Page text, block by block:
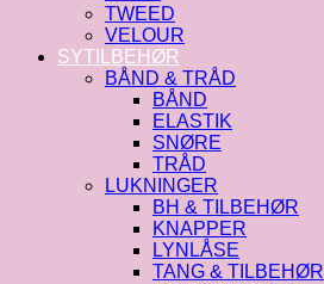
TWEED
VELOUR
SYTILBEHØR
BÅND & TRÅD
BÅND
ELASTIK
SNØRE
TRÅD
LUKNINGER
BH & TILBEHØR
KNAPPER
LYNLÅSE
TANG & TILBEHØR